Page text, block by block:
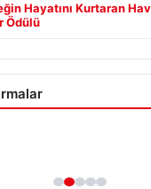
Hayatını Kurtaran
Ödülü